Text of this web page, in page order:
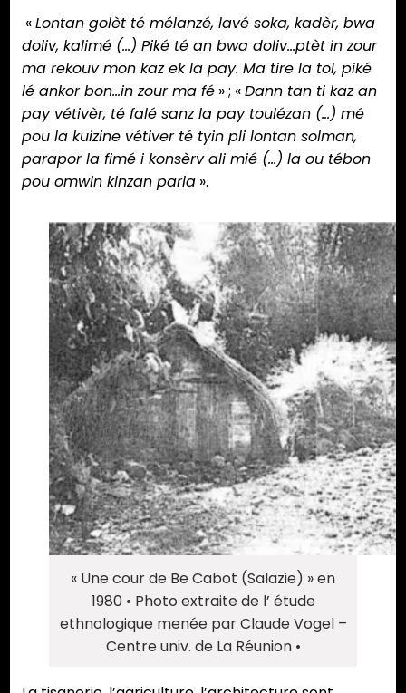
«Lontan golèt té mélanzé, lavé soka, kadèr, bwa
doliv, kalimé (…) Piké té an bwa doliv…ptèt in zour
ma rekouv mon kaz ek la pay. Ma tire la tol, piké
lé ankor bon…in zour ma fé » ; «Dann tan ti kaz an
pay vétivèr, té falé sanz la pay toulézan (…) mé
pou la kuizine vétiver té tyin pli lontan solman,
parapor la fimé i konsèrv ali mié (…) la ou tébon
pou omwin kinzan parla ».
« Une cour de Be Cabot (Salazie) » en
1980 • Photo extraite de l’ étude
ethnologique menée par Claude Vogel –
Centre univ. de La Réunion •